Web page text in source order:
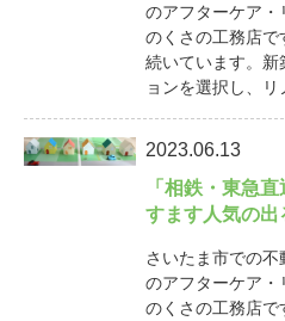
のアフターケア・
のくさの工務店
続いています。新
ョンを選択し、リ
2023.06.13
「相鉄・東急
すます人気の出
さいたま市での
のアフターケア・
のくさの工務店